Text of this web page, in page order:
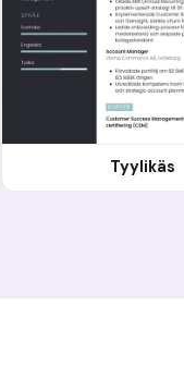
Tyylikäs